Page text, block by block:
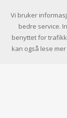
© Sveis &
Vi bruker
bedre service.
benyttet for
kan også lese